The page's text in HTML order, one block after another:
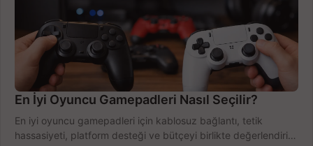
En İyi Oyuncu Gamepadleri Nasıl Seçilir?
En iyi oyuncu gamepadleri için kablosuz bağlantı, tetik
hassasiyeti, platform desteği ve bütçeyi birlikte değerlendirin;